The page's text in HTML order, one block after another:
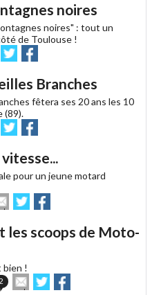
noires
noires" : tout un
de Toulouse !
EnvoyerPartager
sur sur
Branches
fêtera ses 20 ans les 10
(89).
EnvoyerPartager
sur sur
pour un jeune motard
EnvoyerPartager
sur sur
les scoops de Moto-
!
Envoyer
cet
Partager
sur sur